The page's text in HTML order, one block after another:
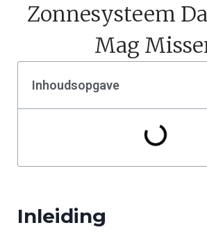
Zonnesysteem
Mag
Inhoudsopgave
Inleiding